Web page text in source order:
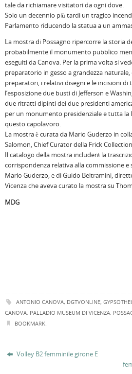
tale da richiamare visitatori da ogni dove.
Solo un decennio più tardi un tragico
Parlamento riducendo la statua a un
La mostra di Possagno ripercorre la storia
probabilmente il monumento pubblico
eseguiti da Canova. Per la prima volta si
preparatorio in gesso a grandezza
preparatori, i relativi disegni e le incisioni
l’esposizione due busti di Jefferson e
due ritratti dipinti dei due presidenti
per un monumento presidenziale e tutta la
questo capolavoro.
La mostra è curata da Mario Guderzo in
Salomon, Chief Curator della Frick
Il catalogo della mostra includerà la
corrispondenza relativa alla commissione e
Mario Guderzo, e di Guido Beltramini,
Vicenza che aveva curato la mostra su
MDG
ANTONIO CANOVA, DGTVONLINE,
CANOVA, PALLADIO MUSEUM DI VICENZA,
BOOKMARK.
Volley B2 femminile girone E